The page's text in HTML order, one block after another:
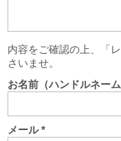
内容をご確認の上、「
さいませ。
お名前（ハンドルネーム
メール*